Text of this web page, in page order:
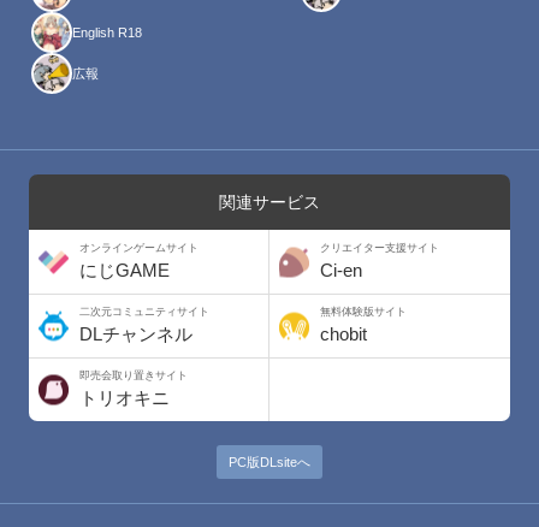
English R18
広報
関連サービス
オンラインゲームサイト
にじGAME
クリエイター支援サイト
Ci-en
二次元コミュニティサイト
DLチャンネル
無料体験版サイト
chobit
即売会取り置きサイト
トリオキニ
PC版DLsiteへ